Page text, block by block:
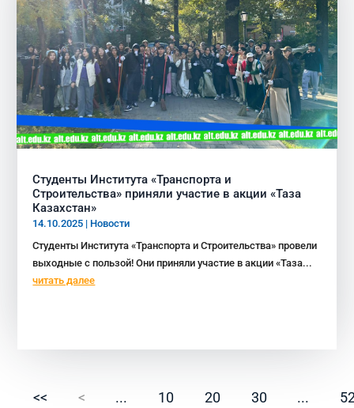
Студенты Института «Транспорта и
Строительства» приняли участие в акции «Таза
Казахстан»
14.10.2025 | Новости
Студенты Института «Транспорта и Строительства» провели
выходные с пользой! Они приняли участие в акции «Таза...
читать далее
<< < ... 10 20 30 ...